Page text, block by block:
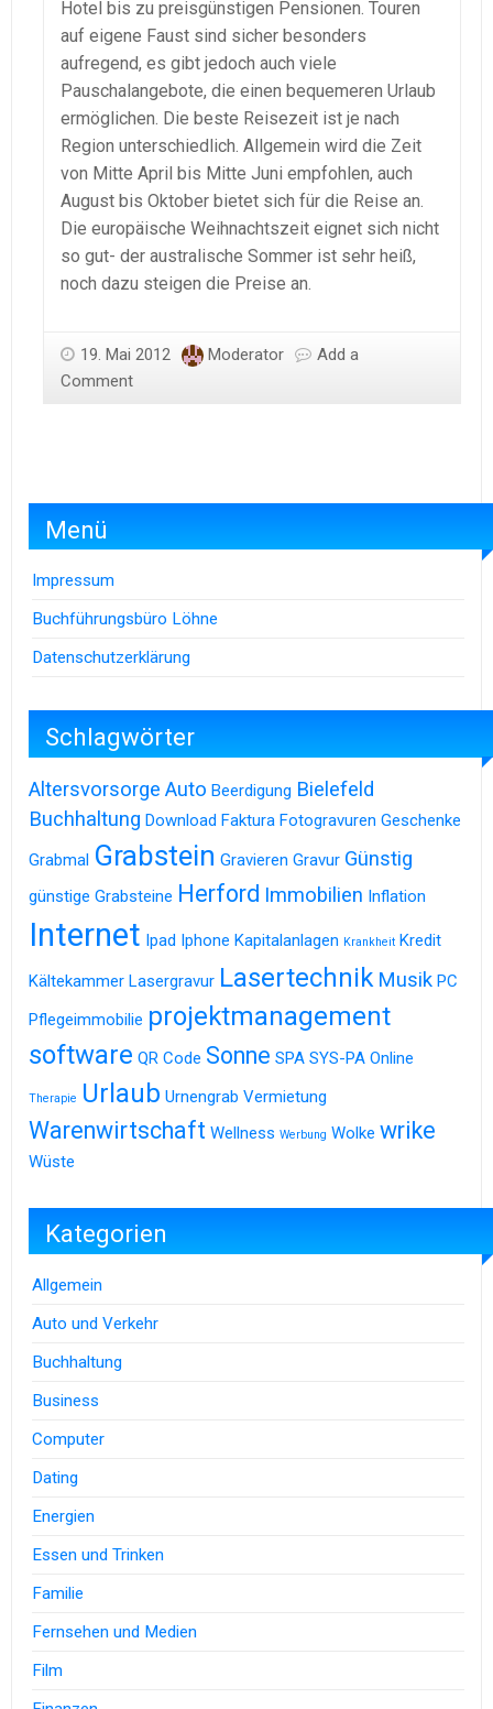
Hotel bis zu preisgünstigen Pensionen. Touren
auf eigene Faust sind sicher besonders
aufregend, es gibt jedoch auch viele
Pauschalangebote, die einen bequemeren Urlaub
ermöglichen. Die beste Reisezeit ist je nach
Region unterschiedlich. Allgemein wird die Zeit
von Mitte April bis Mitte Juni empfohlen, auch
August bis Oktober bietet sich für die Reise an.
Die europäische Weihnachtszeit eignet sich nicht
so gut- der australische Sommer ist sehr heiß,
noch dazu steigen die Preise an.
19. Mai 2012 Moderator
Add a
Comment
Menü
Impressum
Buchführungsbüro Löhne
Datenschutzerklärung
Schlagwörter
Altersvorsorge Auto Beerdigung Bielefeld
Buchhaltung Download Faktura Fotogravuren Geschenke
Grabmal Grabstein Gravieren Gravur Günstig
günstige Grabsteine Herford Immobilien Inflation
Internet Ipad Iphone Kapitalanlagen Krankheit Kredit
Kältekammer Lasergravur Lasertechnik Musik PC
Pflegeimmobilie projektmanagement
software QR Code Sonne SPA SYS-PA Online
Therapie Urlaub Urnengrab Vermietung
Warenwirtschaft Wellness Werbung Wolke wrike
Wüste
Kategorien
Allgemein
Auto und Verkehr
Buchhaltung
Business
Computer
Dating
Energien
Essen und Trinken
Familie
Fernsehen und Medien
Film